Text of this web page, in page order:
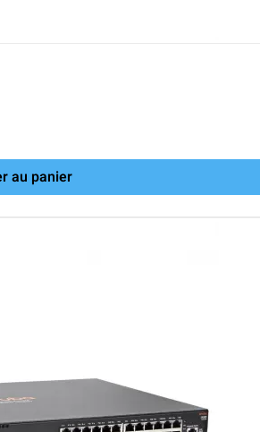
au panier